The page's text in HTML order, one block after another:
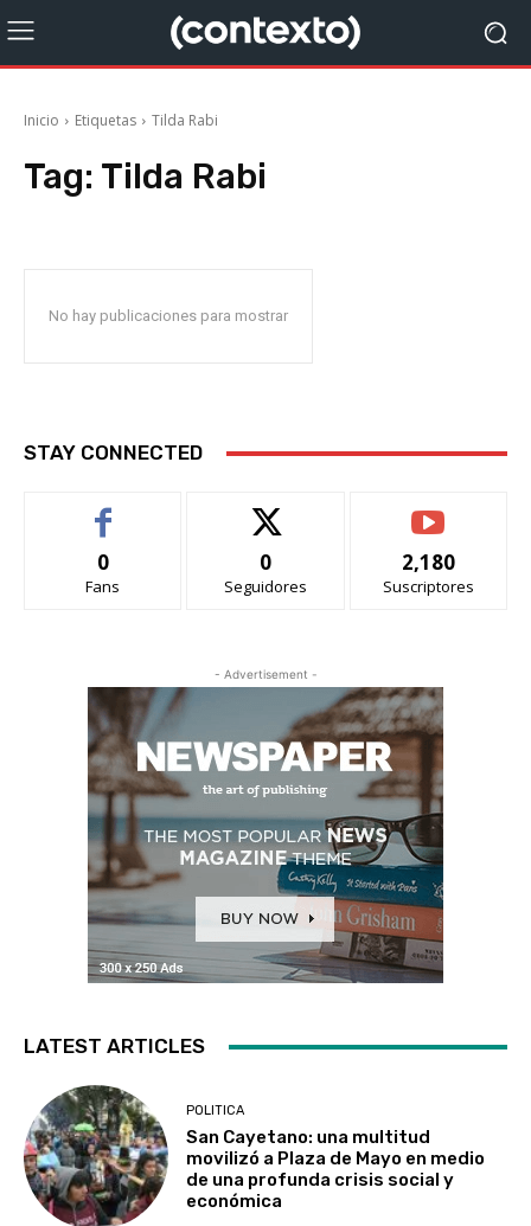
Inicio Etiquetas Tilda Rabi
Tag: Tilda Rabi
No hay publicaciones para mostrar
STAY CONNECTED
0
Fans
0
Seguidores
2,180
Suscriptores
- Advertisement -
LATEST ARTICLES
POLITICA
San Cayetano: una multitud
movilizó a Plaza de Mayo en medio
de una profunda crisis social y
económica